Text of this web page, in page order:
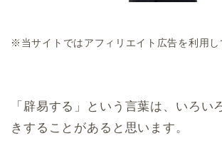
※当サイトではアフィリエイト広告を利用し
「辟易する」という言葉は、いろい
きすることがあると思います。